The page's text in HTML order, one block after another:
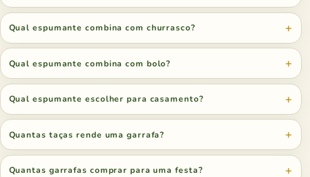
Qual espumante combina com churrasco?
Qual espumante combina com bolo?
Qual espumante escolher para casamento?
Quantas taças rende uma garrafa?
Quantas garrafas comprar para uma festa?